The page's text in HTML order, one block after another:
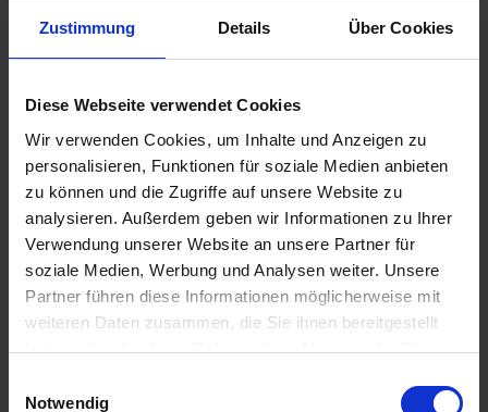
Zustimmung Details Über Cookies
Diese Webseite verwendet Cookies
Wir verwenden Cookies, um Inhalte und Anzeigen zu
personalisieren, Funktionen für soziale Medien anbieten
zu können und die Zugriffe auf unsere Website zu
analysieren. Außerdem geben wir Informationen zu Ihrer
Verwendung unserer Website an unsere Partner für
soziale Medien, Werbung und Analysen weiter. Unsere
Partner führen diese Informationen möglicherweise mit
weiteren Daten zusammen, die Sie ihnen bereitgestellt
haben oder die sie im Rahmen Ihrer Nutzung der Dienste
Cookies, wenn Sie unsere Webseite weiterhin nutzen.
Notwendig
€19.95
Ready to ship today, Delivery time appr. 2-4 workdays within
Germany
Add toshopping cart
Remember Comment
part no.: 1821656
Description
more